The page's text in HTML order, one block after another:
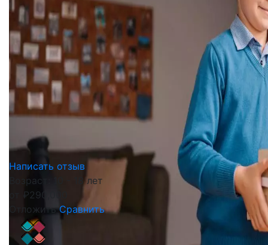
Написать отзыв
Возраст: 10 - 18 лет
₽290,000
Отложить Сравнить